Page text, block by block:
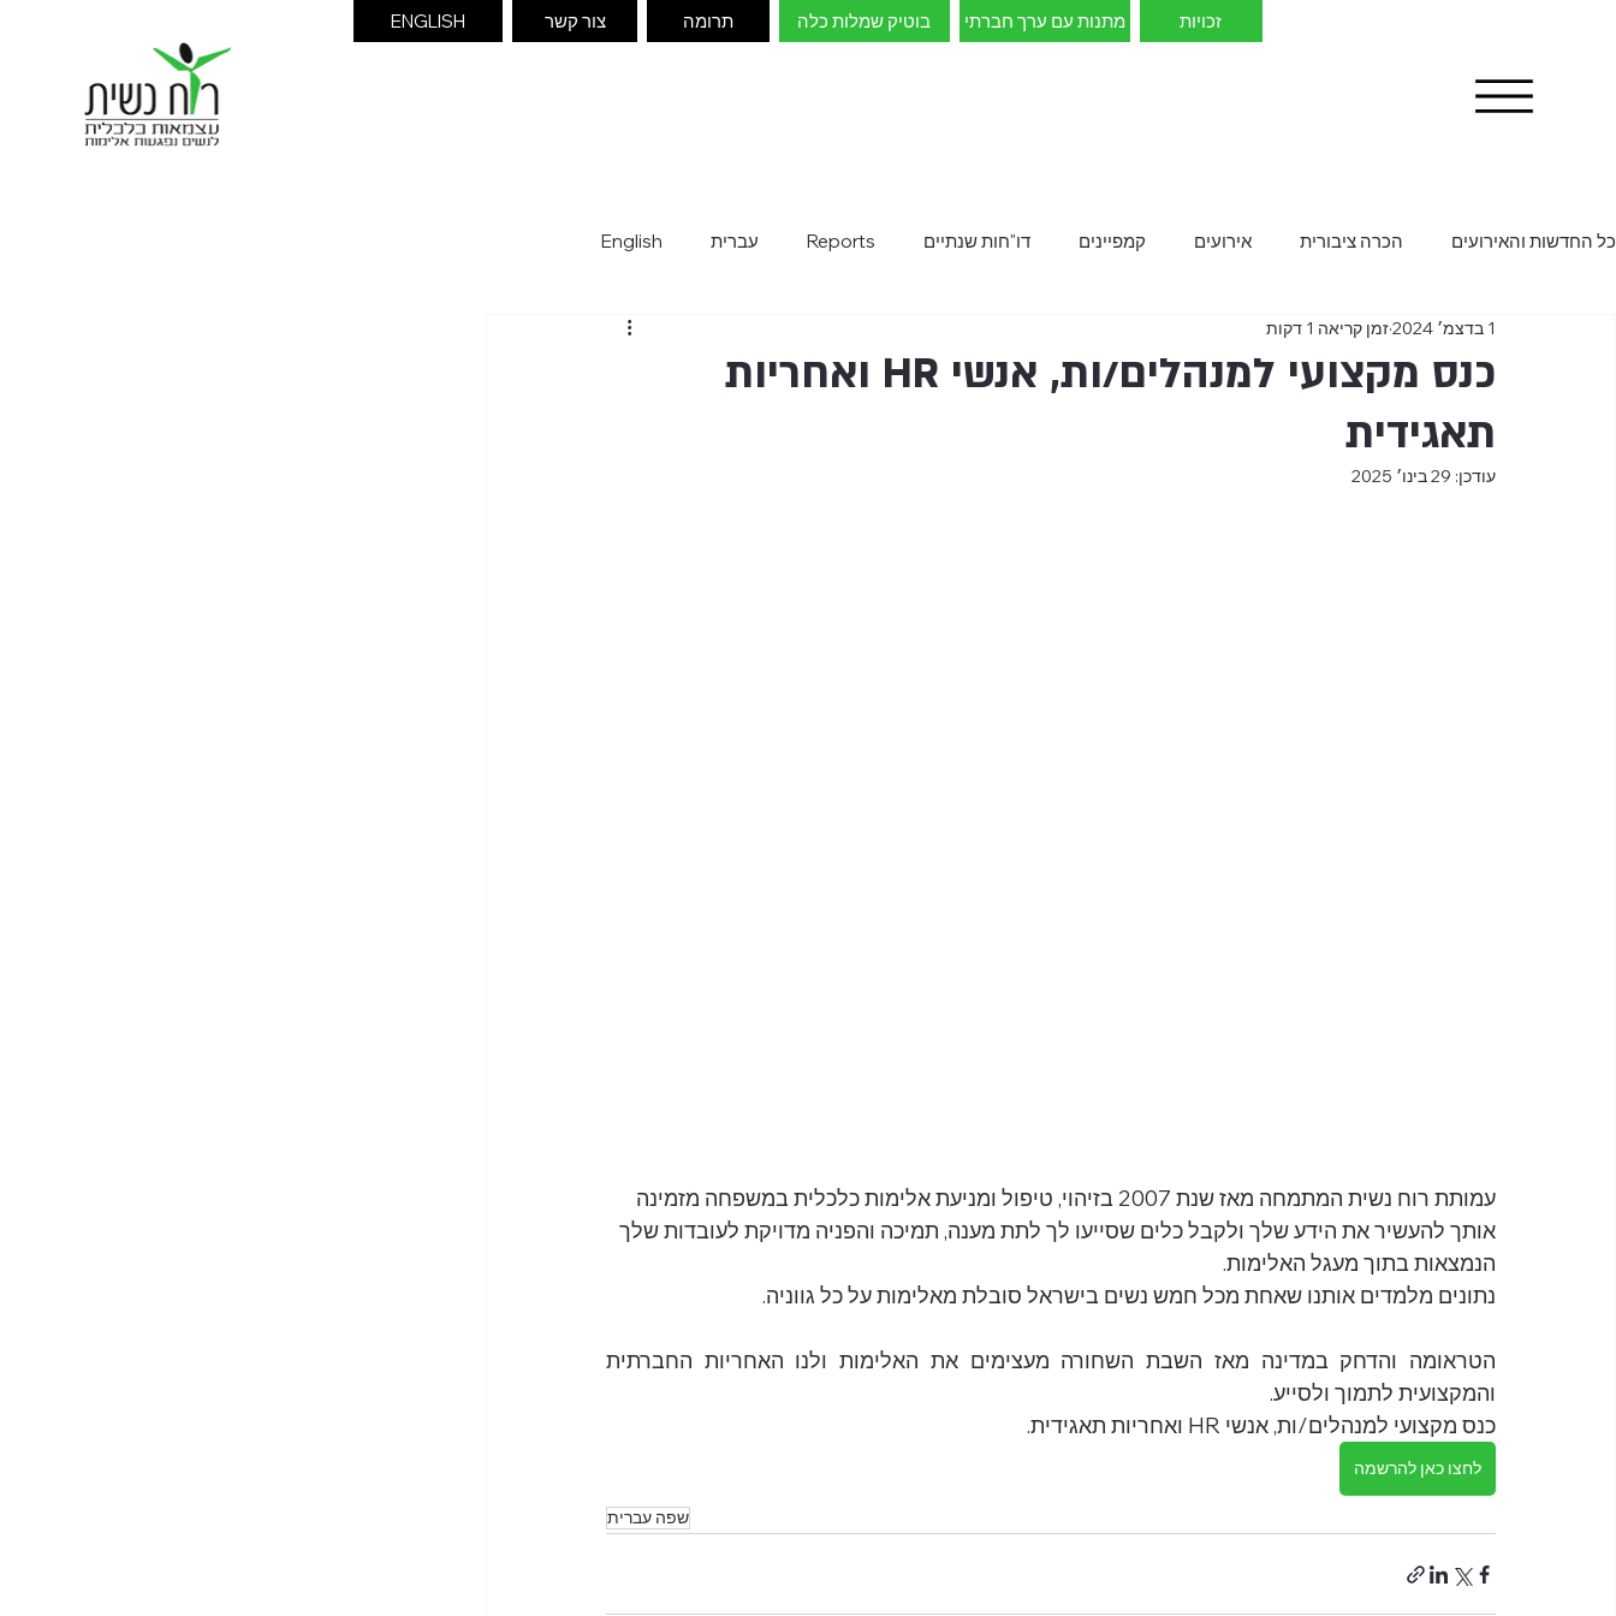
ENGLISH צור קשר תרומה בוטיק שמלות כלה מתנות עם ערך חברתי זכויות
כל החדשות והאירועים הכרה ציבורית אירועים קמפיינים דו"חות שנתיים Reports עברית English
כנס מקצועי למנהלים/ות, אנשי HR ואחריות
תאגידית
1 בדצמ׳ 2024 זמן קריאה 1 דקות
עודכן: 29 בינו׳ 2025
עמותת רוח נשית המתמחה מאז שנת 2007 בזיהוי, טיפול ומניעת אלימות כלכלית במשפחה מזמינה
אותך להעשיר את הידע שלך ולקבל כלים שסייעו לך לתת מענה, תמיכה והפניה מדויקת לעובדות שלך
הנמצאות בתוך מעגל האלימות.
נתונים מלמדים אותנו שאחת מכל חמש נשים בישראל סובלת מאלימות על כל גווניה.
והמקצועית לתמוך ולסייע.
כנס מקצועי למנהלים/ות, אנשי HR ואחריות תאגידית.
לחצו כאן להרשמה
שפה עברית